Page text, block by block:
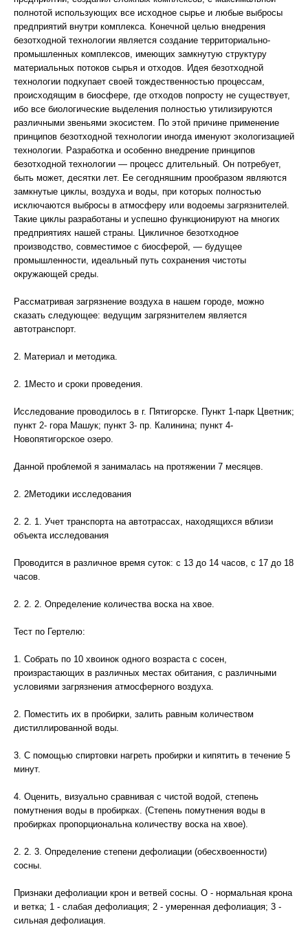
полнотой использующих все исходное сырье и любые выбросы
предприятий внутри комплекса. Конечной целью внедрения
безотходной технологии является создание территориально-
промышленных комплексов, имеющих замкнутую структуру
материальных потоков сырья и отходов. Идея безотходной
технологии подкупает своей тождественностью процессам,
происходящим в биосфере, где отходов попросту не существует,
ибо все биологические выделения полностью утилизируются
различными звеньями экосистем. По этой причине применение
принципов безотходной технологии иногда именуют экологизацией
технологии. Разработка и особенно внедрение принципов
безотходной технологии — процесс длительный. Он потребует,
быть может, десятки лет. Ее сегодняшним прообразом являются
замкнутые циклы, воздуха и воды, при которых полностью
исключаются выбросы в атмосферу или водоемы загрязнителей.
Такие циклы разработаны и успешно функционируют на многих
предприятиях нашей страны. Цикличное безотходное
производство, совместимое с биосферой, — будущее
промышленности, идеальный путь сохранения чистоты
окружающей среды.
Рассматривая загрязнение воздуха в нашем городе, можно
сказать следующее: ведущим загрязнителем является
автотранспорт.
2. Материал и методика.
2. 1Место и сроки проведения.
Исследование проводилось в г. Пятигорске. Пункт 1-парк Цветник;
пункт 2- гора Машук; пункт 3- пр. Калинина; пункт 4-
Новопятигорское озеро.
Данной проблемой я занималась на протяжении 7 месяцев.
2. 2Методики исследования
2. 2. 1. Учет транспорта на автотрассах, находящихся вблизи
объекта исследования
Проводится в различное время суток: с 13 до 14 часов, с 17 до 18
часов.
2. 2. 2. Определение количества воска на хвое.
Тест по Гертелю:
1. Собрать по 10 хвоинок одного возраста с сосен,
произрастающих в различных местах обитания, с различными
условиями загрязнения атмосферного воздуха.
2. Поместить их в пробирки, залить равным количеством
дистиллированной воды.
3. С помощью спиртовки нагреть пробирки и кипятить в течение 5
минут.
4. Оценить, визуально сравнивая с чистой водой, степень
помутнения воды в пробирках. (Степень помутнения воды в
пробирках пропорциональна количеству воска на хвое).
2. 2. 3. Определение степени дефолиации (обесхвоенности)
сосны.
Признаки дефолиации крон и ветвей сосны. О - нормальная крона
и ветка; 1 - слабая дефолиация; 2 - умеренная дефолиация; 3 -
сильная дефолиация.